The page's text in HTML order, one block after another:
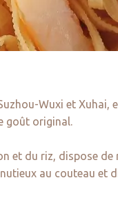
Wuxi et
goût original.
et du riz, dispose
au couteau